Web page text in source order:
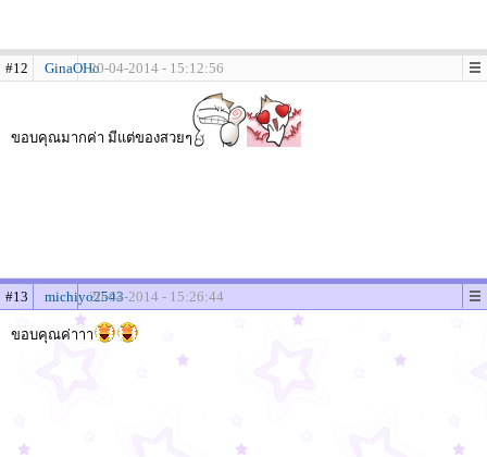
#12 GinaOHo20-04-2014 - 15:12:56
ขอบคุณมากค่า มีแต่ของสวยๆ
#13 michiyo254320-04-2014 - 15:26:44
ขอบคุณค่าาา